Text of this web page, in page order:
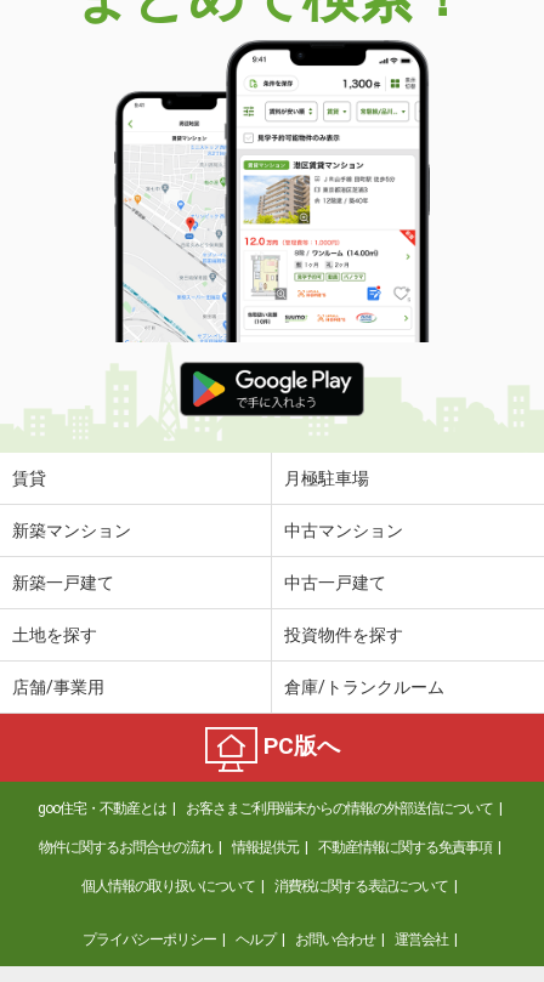
賃貸 月極駐車場
新築マンション 中古マンション
新築一戸建て 中古一戸建て
土地を探す 投資物件を探す
店舗/事業用 倉庫/トランクルーム
PC版へ
goo住宅・不動産とは お客さまご利用端末からの情報の外部送信について
物件に関するお問合せの流れ 情報提供元 不動産情報に関する免責事項
個人情報の取り扱いについて 消費税に関する表記について
プライバシーポリシー ヘルプ お問い合わせ 運営会社